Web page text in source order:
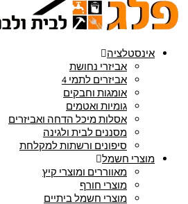
אינסטלציה
אביזרי נחושת
אביזרים לתמי 4
אומגות וחבקים
גומיות ואטמים
אסלות מיכל הדחה ואביזרים
מסננים לבית ולגינה
סיפונים ורשתות למקלחת
מוצרי חשמל
מאווררים ומוצרי קיץ
מוצרי חורף
מוצרי חשמל ביתיים